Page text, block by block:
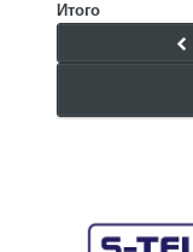
Итого